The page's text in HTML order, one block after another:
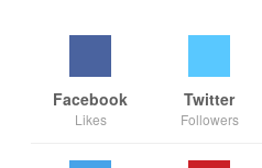
Facebook
Likes
Twitter
Followers